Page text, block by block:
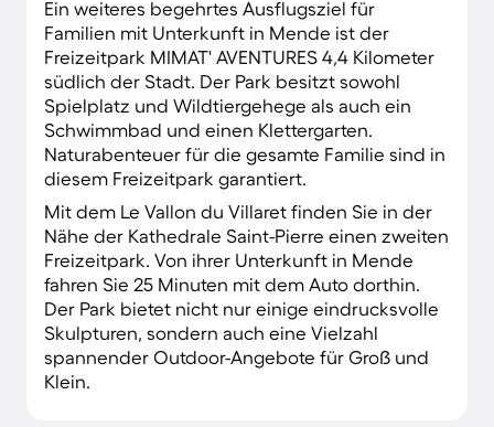
Ein weiteres begehrtes Ausflugsziel für
Familien mit Unterkunft in Mende ist der
Freizeitpark MIMAT' AVENTURES 4,4 Kilometer
südlich der Stadt. Der Park besitzt sowohl
Spielplatz und Wildtiergehege als auch ein
Schwimmbad und einen Klettergarten.
Naturabenteuer für die gesamte Familie sind in
diesem Freizeitpark garantiert.
Mit dem Le Vallon du Villaret finden Sie in der
Nähe der Kathedrale Saint-Pierre einen zweiten
Freizeitpark. Von ihrer Unterkunft in Mende
fahren Sie 25 Minuten mit dem Auto dorthin.
Der Park bietet nicht nur einige eindrucksvolle
Skulpturen, sondern auch eine Vielzahl
spannender Outdoor-Angebote für Groß und
Klein.